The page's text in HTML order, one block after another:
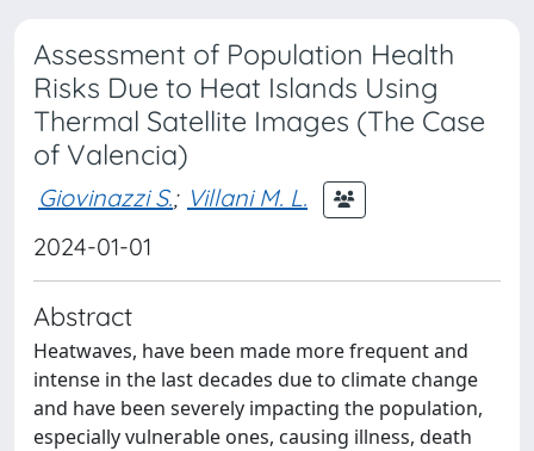
Assessment of Population Health
Risks Due to Heat Islands Using
Thermal Satellite Images (The Case
of Valencia)
Giovinazzi S.; Villani M. L.
2024-01-01
Abstract
Heatwaves, have been made more frequent and
intense in the last decades due to climate change
and have been severely impacting the population,
especially vulnerable ones, causing illness, death